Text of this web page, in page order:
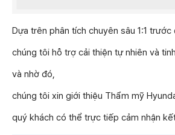
Dựa trên phân tích chuyên sâu 1:1 trước
chúng tôi hỗ trợ cải thiện tự nhiên và
và nhờ đó,
chúng tôi xin giới thiệu Thẩm mỹ
quý khách có thể trực tiếp cảm nhận